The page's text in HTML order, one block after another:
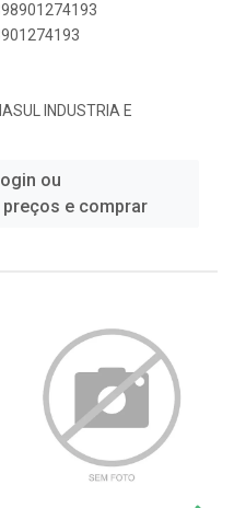
INDUSTRIA E
ou
e comprar